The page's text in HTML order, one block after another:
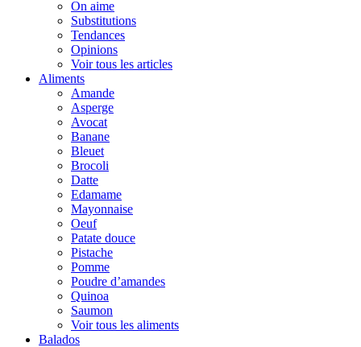
On aime
Substitutions
Tendances
Opinions
Voir tous les articles
Aliments
Amande
Asperge
Avocat
Banane
Bleuet
Brocoli
Datte
Edamame
Mayonnaise
Oeuf
Patate douce
Pistache
Pomme
Poudre d’amandes
Quinoa
Saumon
Voir tous les aliments
Balados